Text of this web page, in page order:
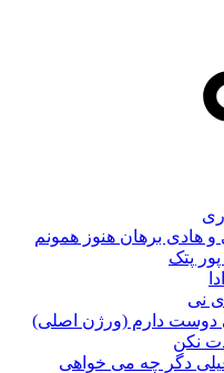
و هادی برهان هنوز همونم
پتک
نی
دوست دارم (ورژن اصلی)
نکن
دگر چه می خواهی